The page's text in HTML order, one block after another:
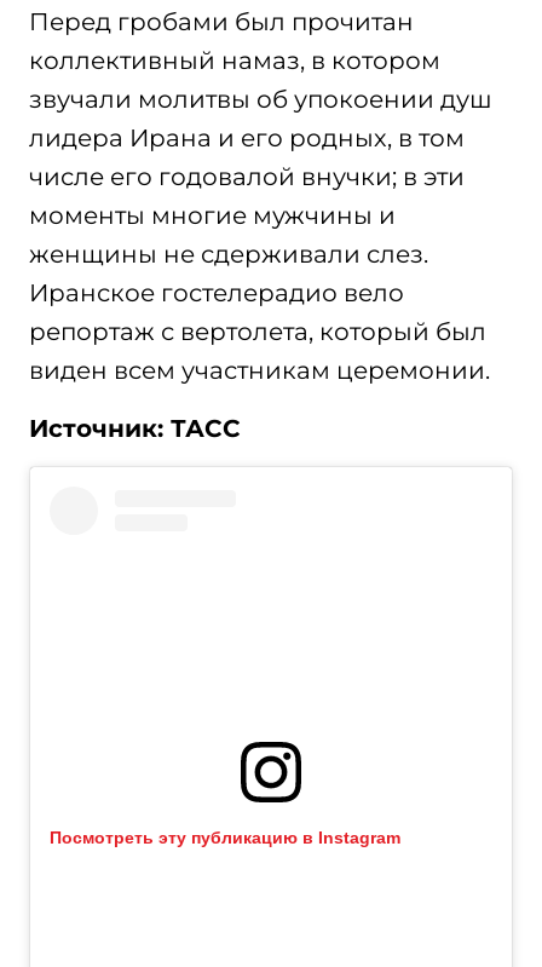
Перед гробами был прочитан
коллективный намаз, в котором
звучали молитвы об упокоении душ
лидера Ирана и его родных, в том
числе его годовалой внучки; в эти
моменты многие мужчины и
женщины не сдерживали слез.
Иранское гостелерадио вело
репортаж с вертолета, который был
виден всем участникам церемонии.
Источник: ТАСС
Посмотреть эту публикацию в Instagram